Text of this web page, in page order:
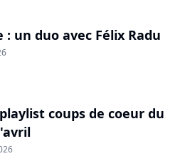
: un duo avec Félix Radu
coups de coeur du